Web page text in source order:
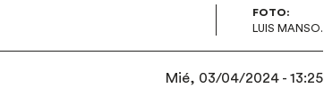
FOTO:
LUIS MANSO.
Mié, 03/04/2024 - 13:25